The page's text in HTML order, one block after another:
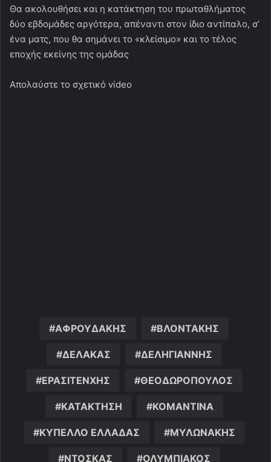
Θα ακολουθήσει και η κατάκτηση του πρωταθλήματος
δύο εβδομάδες αργότερα, απέναντι στον ίδιο αντίπαλο, σ’
ένα ματς, που θα σημάνει το «κλείσιμο» και το τέλος
εποχής εκείνης της ομάδας
Απολαύστε το σχετικό video
ΑΦΡΟΥΔΑΚΗΣ ΒΛΟΝΤΑΚΗΣ
ΔΕΛΑΚΑΣ ΔΕΛΗΓΙΑΝΝΗΣ
ΕΡΑΣΙΤΕΝΧΗΣ ΘΕΟΔΩΡΟΠΟΥΛΟΣ
ΚΑΤΑΚΤΗΣΗ ΚΟΜΑΝΤΙΝΑ
ΚΥΠΕΛΛΟ ΕΛΛΑΔΑΣ ΜΥΛΩΝΑΚΗΣ
ΝΤΟΣΚΑΣ ΟΛΥΜΠΙΑΚΟΣ